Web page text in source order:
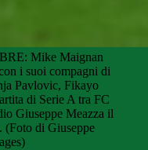
Mike Maignan
i suoi compagni di
Pavlovic, Fikayo
di Serie A tra FC
Giuseppe Meazza il
(Foto di Giuseppe